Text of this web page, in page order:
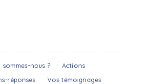
sommes-nous ?
Actions
réponses
Vos témoignages